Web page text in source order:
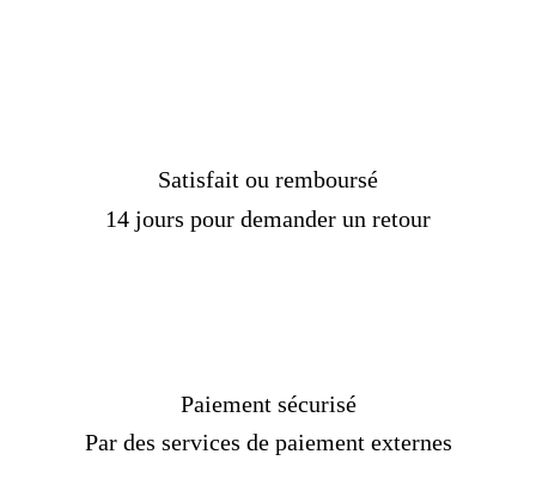
Satisfait ou remboursé
14 jours pour demander un retour
Paiement sécurisé
Par des services de paiement externes